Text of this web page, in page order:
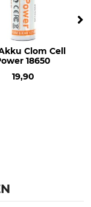
Clom Cell
18650
19,90